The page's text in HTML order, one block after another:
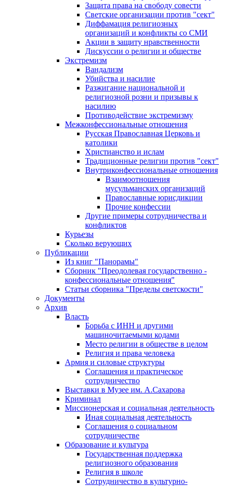
Защита права на свободу совести
Светские организации против "сект"
Диффамация религиозных
организаций и конфликты со СМИ
Акции в защиту нравственности
Дискуссии о религии и обществе
Экстремизм
Вандализм
Убийства и насилие
Разжигание национальной и
религиозной розни и призывы к
насилию
Противодействие экстремизму
Межконфессиональные отношения
Русская Православная Церковь и
католики
Христианство и ислам
Традиционные религии против "сект"
Внутриконфессиональные отношения
Взаимоотношения
мусульманских организаций
Православные юрисдикции
Прочие конфессии
Другие примеры сотрудничества и
конфликтов
Курьезы
Сколько верующих
Публикации
Из книг "Панорамы"
Сборник "Преодолевая государственно -
конфессиональные отношения"
Статьи сборника "Пределы светскости"
Документы
Архив
Власть
Борьба с ИНН и другими
машиночитаемыми кодами
Место религии в обществе в целом
Религия и права человека
Армия и силовые структуры
Соглашения и практическое
сотрудничество
Выставки в Музее им. А.Сахарова
Криминал
Миссионерская и социальная деятельность
Иная социальная деятельность
Соглашения о социальном
сотрудничестве
Образование и культура
Государственная поддержка
религиозного образования
Религия в школе
Сотрудничество в культурно-